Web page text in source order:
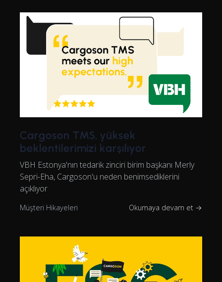
Cargoson TMS, yüksek
beklentilerimizi karşılıyor
VBH Estonya'nın tedarik zinciri birim başkanı Merly
Sepri-Eha, Cargoson'u neden benimsediklerini
açıklıyor
Müşteri Hikayeleri Okumaya devam et →